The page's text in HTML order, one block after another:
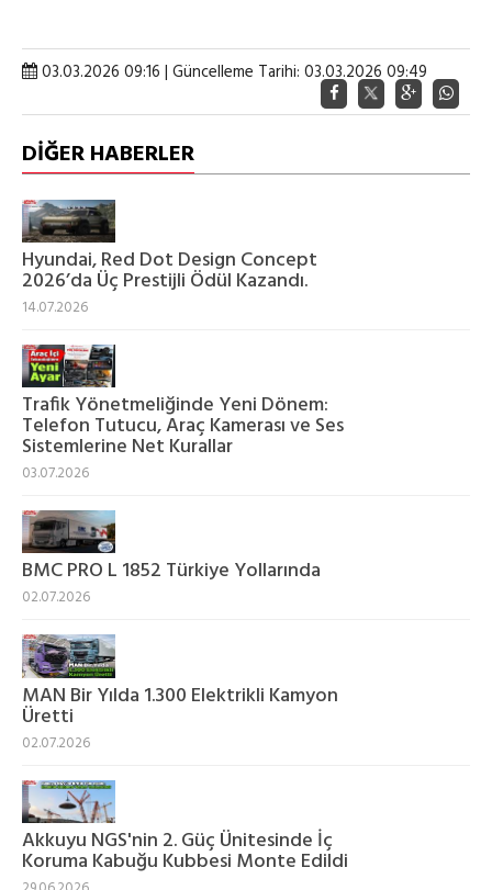
03.03.2026 09:16 | Güncelleme Tarihi: 03.03.2026 09:49
DİĞER HABERLER
Hyundai, Red Dot Design Concept
2026’da Üç Prestijli Ödül Kazandı.
14.07.2026
Trafik Yönetmeliğinde Yeni Dönem:
Telefon Tutucu, Araç Kamerası ve Ses
Sistemlerine Net Kurallar
03.07.2026
BMC PRO L 1852 Türkiye Yollarında
02.07.2026
MAN Bir Yılda 1.300 Elektrikli Kamyon
Üretti
02.07.2026
Akkuyu NGS'nin 2. Güç Ünitesinde İç
Koruma Kabuğu Kubbesi Monte Edildi